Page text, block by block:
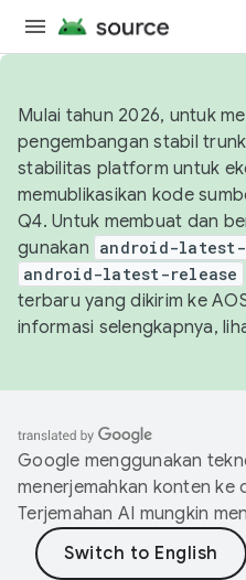
Mulai tahun 2026, untuk
pengembangan stabil
stabilitas platform untuk
memublikasikan kode
Q4. Untuk membuat dan
gunakan android-latest-
android-latest-release
terbaru yang dikirim ke
informasi selengkapnya,
Google menggunakan
menerjemahkan konten ke
Terjemahan AI mungkin